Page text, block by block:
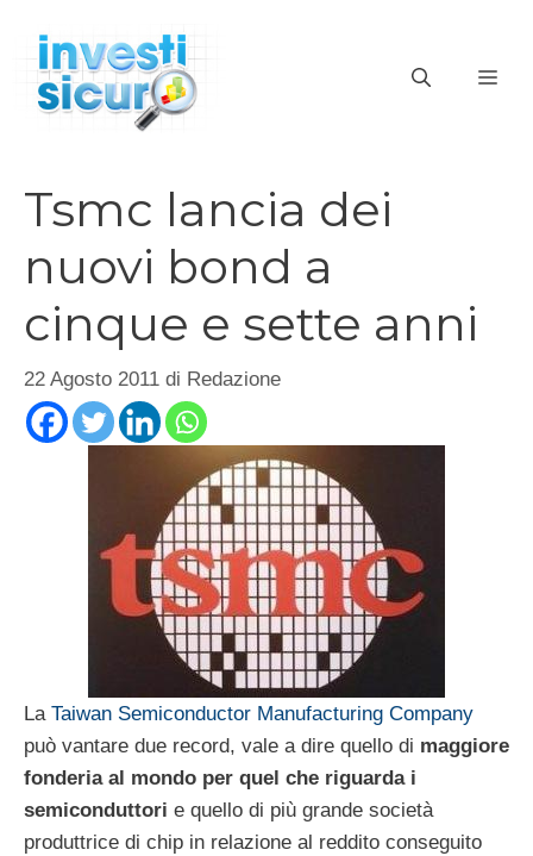
contenuto
Tsmc lancia dei
nuovi bond a
cinque e sette anni
22 Agosto 2011 di Redazione
La Taiwan Semiconductor Manufacturing Company
può vantare due record, vale a dire quello di maggiore
fonderia al mondo per quel che riguarda i
semiconduttori e quello di più grande società
produttrice di chip in relazione al reddito conseguito